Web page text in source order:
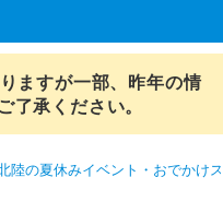
ますが一部、昨年の情
了承ください。
陸の夏休みイベント・おでかけ